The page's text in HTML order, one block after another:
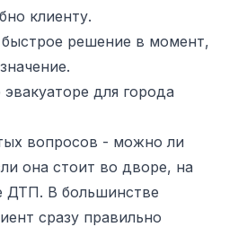
клиенту.
решение в момент,
для города
вопросов - можно ли
она стоит во дворе, на
ДТП. В большинстве
сразу правильно